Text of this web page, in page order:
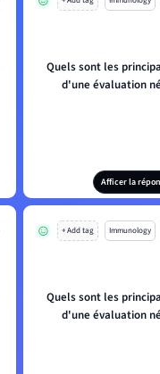
Quels sont les
d'une évaluation
Afficer la
+ Add tag Immunology
Quels sont les
d'une évaluation